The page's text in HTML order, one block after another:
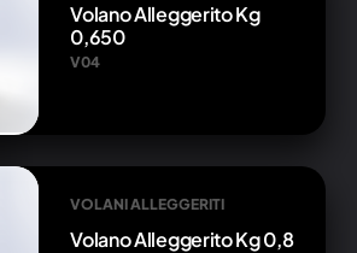
Volano Alleggerito Kg
0,650
V04
VOLANI ALLEGGERITI
Volano Alleggerito Kg 0,8